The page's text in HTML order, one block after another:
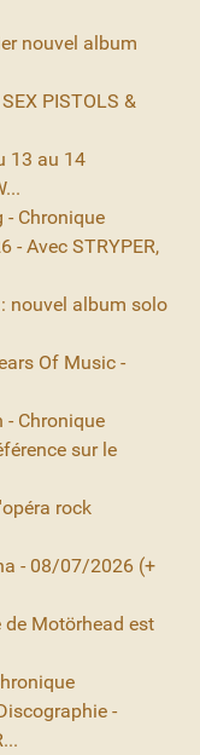
nouvel album
PISTOLS &
13 au 14
- Chronique
- Avec STRYPER,
: nouvel album solo
Of Music -
- Chronique
sur le
rock
- 08/07/2026 (+
de Motörhead est
-